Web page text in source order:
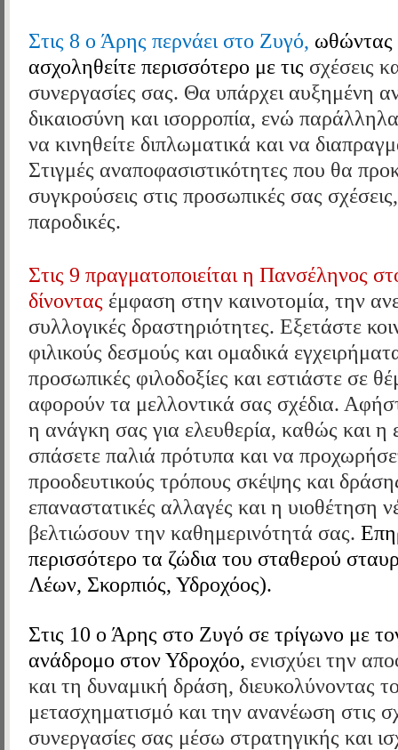
Στις 8 ο Άρης περνάει στο Ζυγό, ωθώντας
ασχοληθείτε περισσότερο με τις σχέσεις
συνεργασίες σας. Θα υπάρχει αυξημένη
δικαιοσύνη και ισορροπία, ενώ
να κινηθείτε διπλωματικά και να
Στιγμές αναποφασιστικότητες που θα
συγκρούσεις στις προσωπικές σας
παροδικές.
Στις 9 πραγματοποιείται η Πανσέληνος
δίνοντας έμφαση στην καινοτομία, την
συλλογικές δραστηριότητες. Εξετάστε
φιλικούς δεσμούς και ομαδικά
προσωπικές φιλοδοξίες και εστιάστε σε
αφορούν τα μελλοντικά σας σχέδια.
η ανάγκη σας για ελευθερία, καθώς και η
σπάσετε παλιά πρότυπα και να
προοδευτικούς τρόπους σκέψης και
επαναστατικές αλλαγές και η υιοθέτηση
βελτιώσουν την καθημερινότητά σας.
περισσότερο τα ζώδια του σταθερού
Λέων, Σκορπιός, Υδροχόος).
Στις 10 ο Άρης στο Ζυγό σε τρίγωνο με
ανάδρομο στον Υδροχόο, ενισχύει την
και τη δυναμική δράση, διευκολύνοντας
μετασχηματισμό και την ανανέωση στις
συνεργασίες σας μέσω στρατηγικής και